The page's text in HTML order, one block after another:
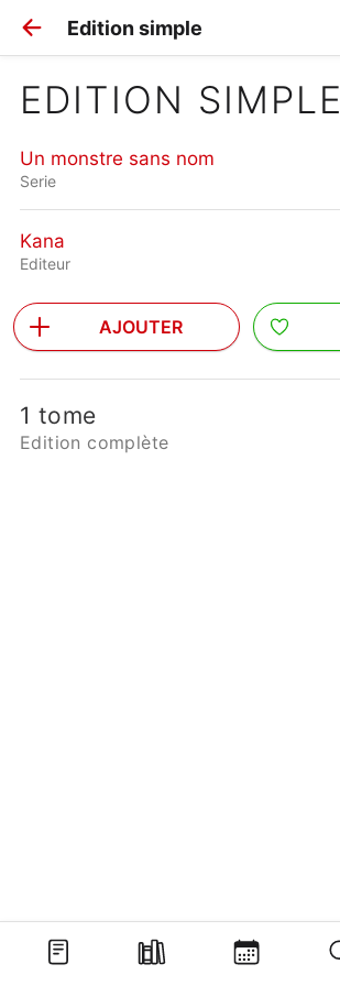
Edition simple
EDITION SIMPLE
Un monstre sans nom
Serie
Kana
Editeur
AJOUTER
1 tome
Edition complète